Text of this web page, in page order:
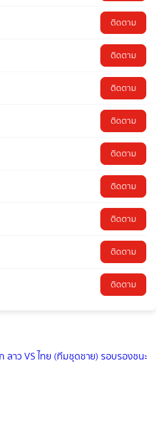
ติดตาม
ติดตาม
ติดตาม
ติดตาม
ติดตาม
ติดตาม
ติดตาม
ติดตาม
ติดตาม